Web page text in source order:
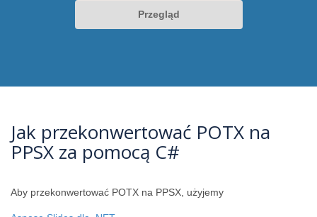
Przegląd
Jak przekonwertować POTX na
PPSX za pomocą C#
Aby przekonwertować POTX na PPSX, użyjemy